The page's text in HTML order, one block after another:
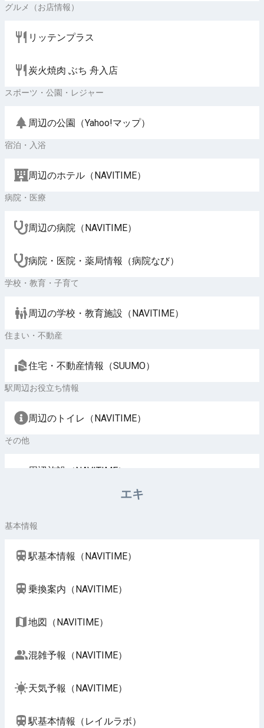
グルメ（お店情報）
リッテンプラス
炭火焼肉 ぶち 舟入店
スポーツ・公園・レジャー
周辺の公園（Yahoo!マップ）
宿泊・入浴
周辺のホテル（NAVITIME）
病院・医療
周辺の病院（NAVITIME）
病院・医院・薬局情報（病院なび）
学校・教育・子育て
周辺の学校・教育施設（NAVITIME）
住まい・不動産
住宅・不動産情報（SUUMO）
駅周辺お役立ち情報
周辺のトイレ（NAVITIME）
その他
周辺施設（NAVITIME）
エキ
基本情報
駅基本情報（NAVITIME）
乗換案内（NAVITIME）
地図（NAVITIME）
混雑予報（NAVITIME）
天気予報（NAVITIME）
駅基本情報（レイルラボ）